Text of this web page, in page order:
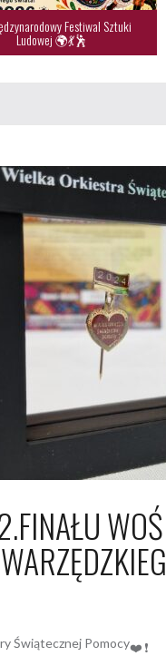
Festiwal Sztuki
Ludowej 🌍💃🕺
Świątecznej Pomocy